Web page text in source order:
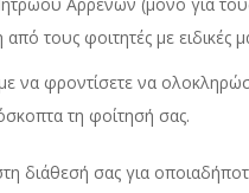
τους φοιτητές με ειδικές
να φροντίσετε να
τη φοίτησή σας.
διάθεσή σας για